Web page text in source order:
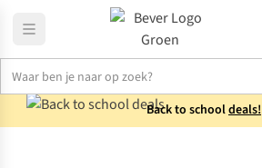
Back to schooldeals!